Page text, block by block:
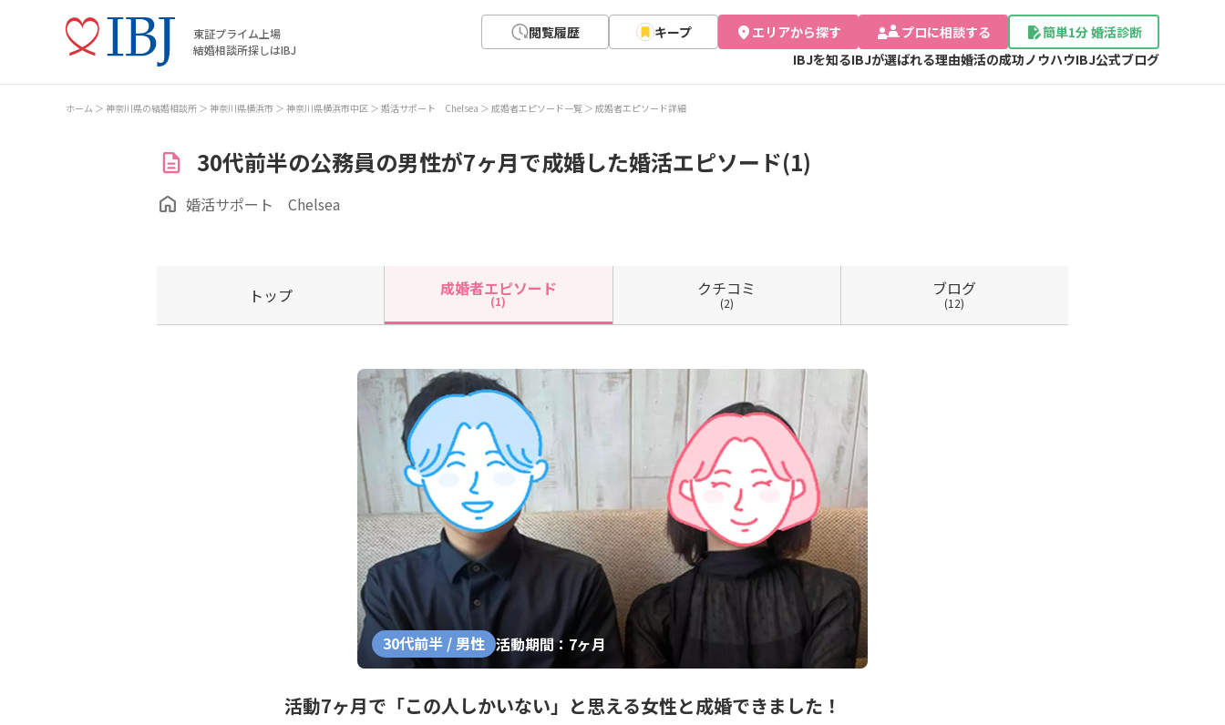
東証プライム上場
結婚相談所探しはIBJ
閲覧履歴 キープ エリアから探す プロに相談する
簡単1分 婚活診断
IBJを知るIBJが選ばれる理由婚活の成功ノウハウIBJ公式ブログ
ホーム 神奈川県の結婚相談所 神奈川県横浜市 神奈川県横浜市中区 婚活サポート Chelsea 成婚者エピソード一覧 成婚者エピソード詳細
30代前半の公務員の男性が7ヶ月で成婚した婚活エピソード(1)
婚活サポート Chelsea
トップ 成婚者エピソード
(1)
クチコミ
(2)
ブログ
(12)
30代前半 / 男性 活動期間：7ヶ月
活動7ヶ月で「この人しかいない」と思える女性と成婚できました！